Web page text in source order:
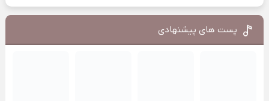
پست های پیشنهادی